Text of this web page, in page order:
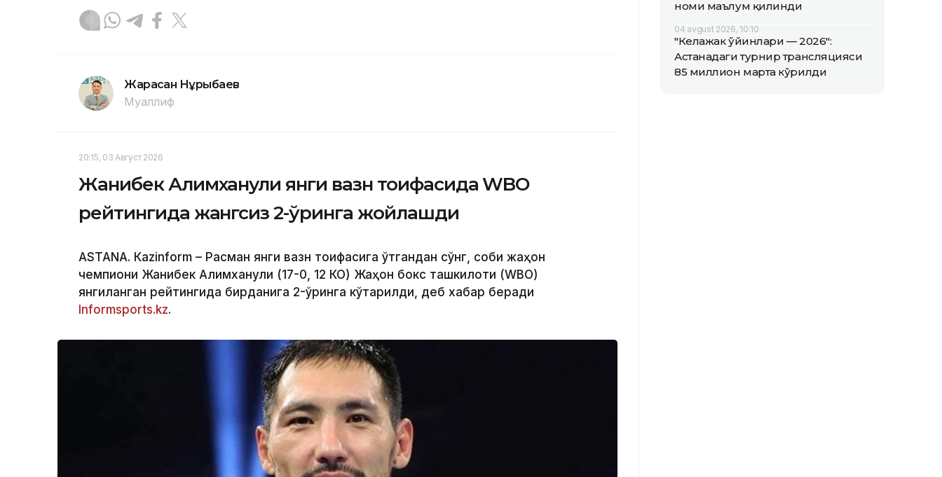
Жарасқан Нұрыбаев
Муаллиф
20:15, 03 Август 2026
Жанибек Алимханули янги вазн тоифасида WBO
рейтингида жангсиз 2-ўринга жойлашди
ASTANА. Кazinform – Расман янги вазн тоифасига ўтгандан сўнг, собиқ жаҳон
чемпиони Жанибек Алимханули (17-0, 12 КО) Жаҳон бокс ташкилоти (WBО)
янгиланган рейтингида бирданига 2-ўринга кўтарилди, деб хабар беради
Informsports.kz.
номи маълум қилинди
04 avgust 2026, 10:10
"Келажак ўйинлари — 2026":
Астанадаги турнир трансляцияси
85 миллион марта кўрилди